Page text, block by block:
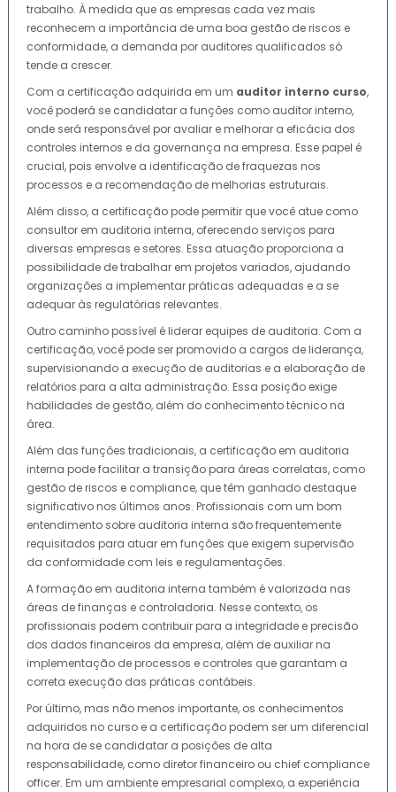
trabalho. À medida que as empresas cada vez mais
reconhecem a importância de uma boa gestão de riscos e
conformidade, a demanda por auditores qualificados só
tende a crescer.
Com a certificação adquirida em um auditor interno curso,
você poderá se candidatar a funções como auditor interno,
onde será responsável por avaliar e melhorar a eficácia dos
controles internos e da governança na empresa. Esse papel é
crucial, pois envolve a identificação de fraquezas nos
processos e a recomendação de melhorias estruturais.
Além disso, a certificação pode permitir que você atue como
consultor em auditoria interna, oferecendo serviços para
diversas empresas e setores. Essa atuação proporciona a
possibilidade de trabalhar em projetos variados, ajudando
organizações a implementar práticas adequadas e a se
adequar às regulatórias relevantes.
Outro caminho possível é liderar equipes de auditoria. Com a
certificação, você pode ser promovido a cargos de liderança,
supervisionando a execução de auditorias e a elaboração de
relatórios para a alta administração. Essa posição exige
habilidades de gestão, além do conhecimento técnico na
área.
Além das funções tradicionais, a certificação em auditoria
interna pode facilitar a transição para áreas correlatas, como
gestão de riscos e compliance, que têm ganhado destaque
significativo nos últimos anos. Profissionais com um bom
entendimento sobre auditoria interna são frequentemente
requisitados para atuar em funções que exigem supervisão
da conformidade com leis e regulamentações.
A formação em auditoria interna também é valorizada nas
áreas de finanças e controladoria. Nesse contexto, os
profissionais podem contribuir para a integridade e precisão
dos dados financeiros da empresa, além de auxiliar na
implementação de processos e controles que garantam a
correta execução das práticas contábeis.
Por último, mas não menos importante, os conhecimentos
adquiridos no curso e a certificação podem ser um diferencial
na hora de se candidatar a posições de alta
responsabilidade, como diretor financeiro ou chief compliance
officer. Em um ambiente empresarial complexo, a experiência